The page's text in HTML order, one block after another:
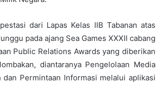
dari Lapas Kelas IIB Tabanan atas
pada ajang Sea Games XXXII cabang
Public Relations Awards yang diberikan
diantaranya Pengelolaan Media
Permintaan Informasi melalui aplikasi